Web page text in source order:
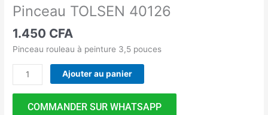
Pinceau TOLSEN 40126
1.450 CFA
Pinceau rouleau à peinture 3,5 pouces
Ajouter au panier
COMMANDER SUR WHATSAPP